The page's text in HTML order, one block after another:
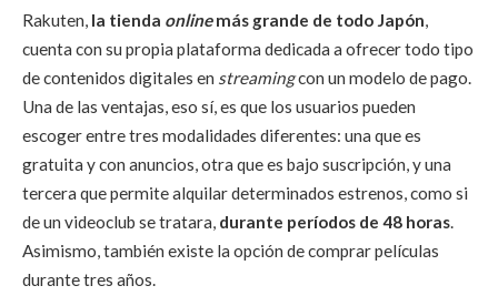
Rakuten, la tienda onlinemás grande de todo Japón,
cuenta con su propia plataforma dedicada a ofrecer todo tipo
de contenidos digitales en streamingcon un modelo de pago.
Una de las ventajas, eso sí, es que los usuarios pueden
escoger entre tres modalidades diferentes: una que es
gratuita y con anuncios, otra que es bajo suscripción, y una
tercera que permite alquilar determinados estrenos, como si
de un videoclub se tratara, durante períodos de 48 horas.
Asimismo, también existe la opción de comprar películas
durante tres años.